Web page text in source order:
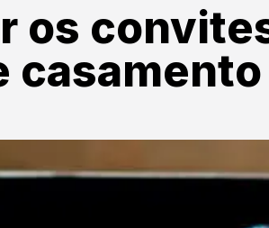
os
casamento